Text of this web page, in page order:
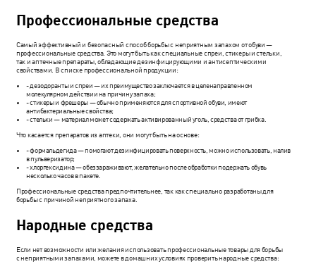
Профессиональные средства
Самый эффективный и безопасный способ борьбы с неприятным запахом от обуви —
профессиональные средства. Это могут быть как специальные спреи, стикеры и стельки,
так и аптечные препараты, обладающие дезинфицирующими и антисептическими
свойствами. В списке профессиональной продукции:
- дезодоранты и спреи — их преимущество заключается в целенаправленном
молекулярном действии на причину запаха;
- стикеры и фрешеры — обычно применяются для спортивной обуви, имеют
антибактериальные свойства;
- стельки — материал может содержать активированный уголь, средства от грибка.
Что касается препаратов из аптеки, они могут быть на основе:
- формальдегида — помогают дезинфицировать поверхность, можно использовать, налив
в пульверизатор;
- хлоргексидина — обеззараживают, желательно после обработки подержать обувь
несколько часов в пакете.
Профессиональные средства предпочтительнее, так как специально разработаны для
борьбы с причиной неприятного запаха.
Народные средства
Если нет возможности или желания использовать профессиональные товары для борьбы
с неприятными запахами, можете в домашних условиях проверить народные средства: